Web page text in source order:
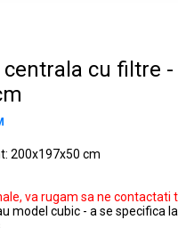
cu filtre -
200x197x50 cm
va rugam sa ne contactati
model cubic - a se specifica